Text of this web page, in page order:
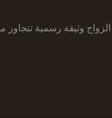
وثيقة رسمية